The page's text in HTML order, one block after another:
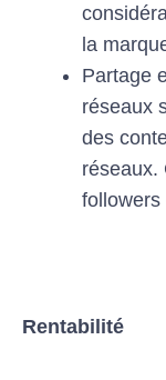
la
Partage
réseaux
des
réseaux.
followers
Rentabilité